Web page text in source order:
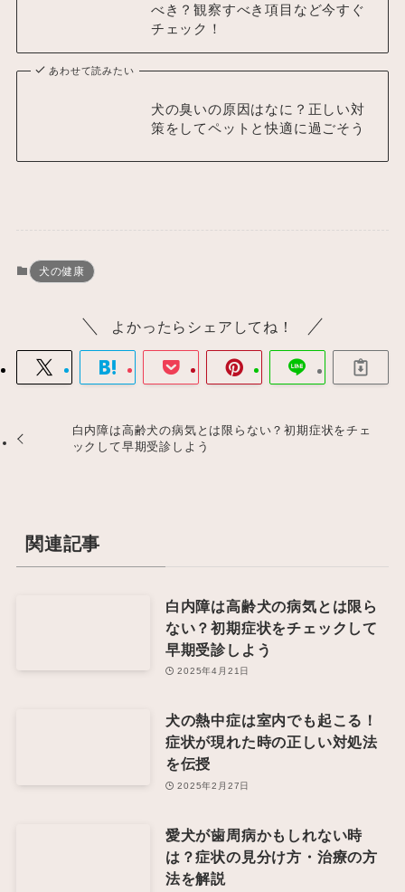
べき？観察すべき項目など今すぐ
チェック！
あわせて読みたい
犬の臭いの原因はなに？正しい対
策をしてペットと快適に過ごそう
犬の健康
よかったらシェアしてね！
白内障は高齢犬の病気とは限らない？初期症状をチェ
ックして早期受診しよう
関連記事
白内障は高齢犬の病気とは限ら
ない？初期症状をチェックして
早期受診しよう
2025年4月21日
犬の熱中症は室内でも起こる！
症状が現れた時の正しい対処法
を伝授
2025年2月27日
愛犬が歯周病かもしれない時
は？症状の見分け方・治療の方
法を解説